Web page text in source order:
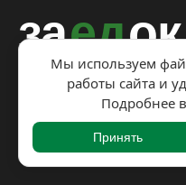
Мы используем
работы сайта и
Подробнее в
Принять
заедок
Рецепты на каждый день
бюджета.